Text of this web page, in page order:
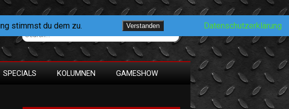
SPECIALS KOLUMNEN GAMESHOW
stimmst du dem zu. Verstanden Datenschutzerklärung